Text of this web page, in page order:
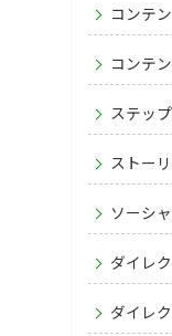
コンテ
コンテ
ステッ
ストー
ソーシ
ダイレ
ダイレ